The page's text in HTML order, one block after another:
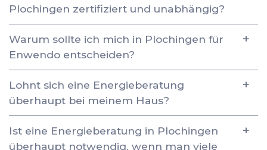
Plochingen zertifiziert und unabhängig?
Warum sollte ich mich in Plochingen für
Enwendo entscheiden?
Lohnt sich eine Energieberatung
überhaupt bei meinem Haus?
Ist eine Energieberatung in Plochingen
überhaupt notwendig, wenn man viele